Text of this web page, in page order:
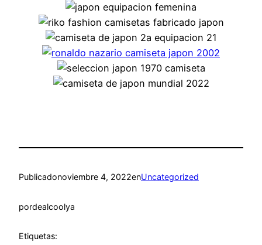
Publicadonoviembre 4, 2022enUncategorized
pordealcoolya
Etiquetas: